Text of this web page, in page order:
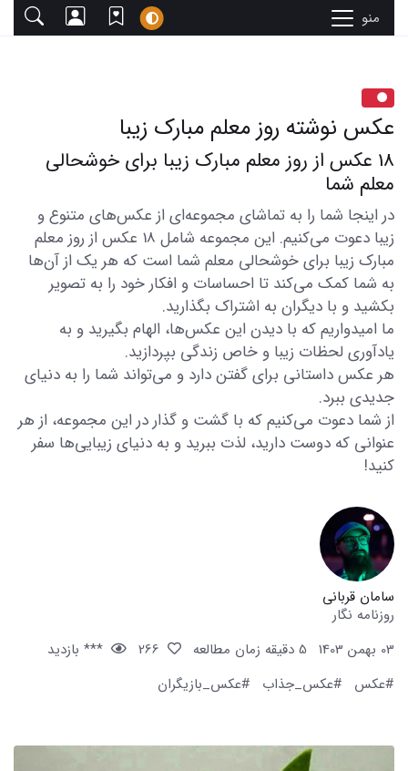
منو
عکس نوشته روز معلم مبارک زیبا
18 عکس از روز معلم مبارک زیبا برای خوشحالی
معلم شما
در اینجا شما را به تماشای مجموعه‌ای از عکس‌های متنوع و
زیبا دعوت می‌کنیم. این مجموعه شامل 18 عکس از روز معلم
مبارک زیبا برای خوشحالی معلم شما است که هر یک از آن‌ها
به شما کمک می‌کند تا احساسات و افکار خود را به تصویر
بکشید و با دیگران به اشتراک بگذارید.
ما امیدواریم که با دیدن این عکس‌ها، الهام بگیرید و به
یادآوری لحظات زیبا و خاص زندگی بپردازید.
هر عکس داستانی برای گفتن دارد و می‌تواند شما را به دنیای
جدیدی ببرد.
از شما دعوت می‌کنیم که با گشت و گذار در این مجموعه، از هر
عنوانی که دوست دارید، لذت ببرید و به دنیای زیبایی‌ها سفر
کنید!
سامان قربانی
روزنامه نگار
03 بهمن 1403
5 دقیقه زمان مطالعه
*** بازدید
#عکس
#عکس_جذاب #عکس_بازیگران